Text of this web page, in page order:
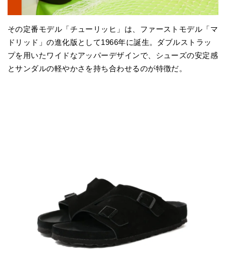
その定番モデル「チューリッヒ」は、ファーストモデル「マ
ドリッド」の進化版として1966年に誕生。ダブルストラッ
プを用いたワイドなアッパーデザインで、シューズの安定感
とサンダルの軽やかさを持ち合わせるのが特徴だ。